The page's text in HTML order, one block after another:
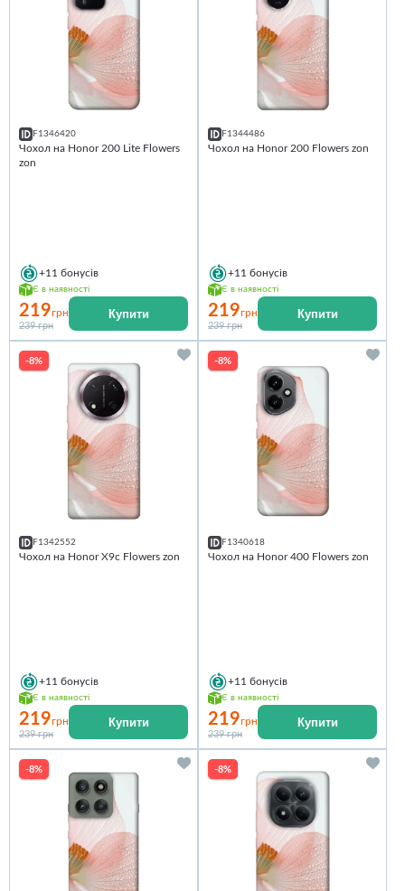
F1346420
Чохол на Honor 200 Lite Flowers
zon
+11 бонусів
Є в наявності
219грн
239 грн
Купити
F1344486
Чохол на Honor 200 Flowers zon
+11 бонусів
Є в наявності
219грн
239 грн
Купити
-8%
F1342552
Чохол на Honor X9c Flowers zon
+11 бонусів
Є в наявності
219грн
239 грн
Купити
-8%
F1340618
Чохол на Honor 400 Flowers zon
+11 бонусів
Є в наявності
219грн
239 грн
Купити
-8% -8%